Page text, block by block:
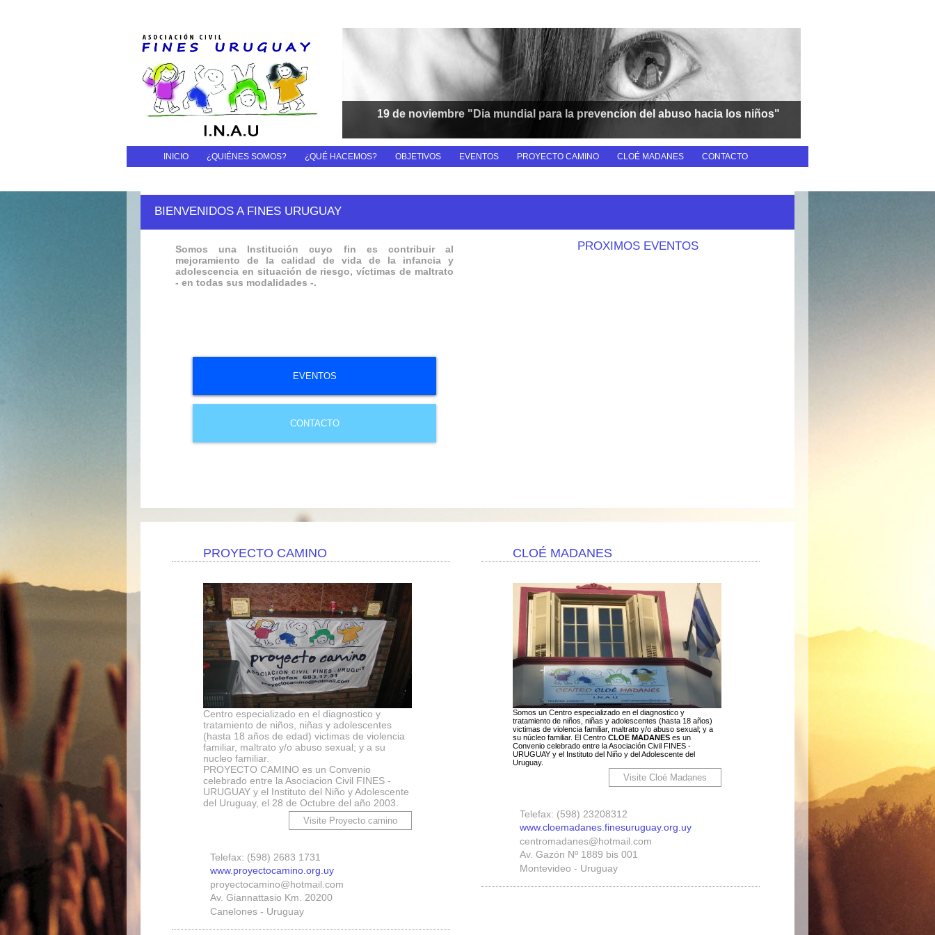
19 de noviembre "Dia mundial para la prevencion del abuso hacia los niños"
INICIO ¿QUIÉNES SOMOS? ¿QUÉ HACEMOS? OBJETIVOS EVENTOS PROYECTO CAMINO CLOÉ MADANES CONTACTO
BIENVENIDOS A FINES URUGUAY
Somos una Institución cuyo fin es contribuir al
mejoramiento de la calidad de vida de la infancia y
adolescencia en situación de riesgo, víctimas de maltrato
- en todas sus modalidades -.
EVENTOS
CONTACTO
PROXIMOS EVENTOS
PROYECTO CAMINO
Centro especializado en el diagnostico y
tratamiento de niños, niñas y adolescentes
(hasta 18 años de edad) victimas de violencia
familiar, maltrato y/o abuso sexual; y a su
nucleo familiar.
PROYECTO CAMINO es un Convenio
celebrado entre la Asociacion Civil FINES -
URUGUAY y el Instituto del Niño y Adolescente
del Uruguay, el 28 de Octubre del año 2003.
Telefax: (598) 2683 1731
www.proyectocamino.org.uy
proyectocamino@hotmail.com
Av. Giannattasio Km. 20200
Canelones - Uruguay
CLOÉ MADANES
Somos un Centro especializado en el diagnostico y
tratamiento de niños, niñas y adolescentes (hasta 18 años)
victimas de violencia familiar, maltrato y/o abuso sexual; y a
su núcleo familiar. El Centro CLOE MADANES es un
Convenio celebrado entre la Asociación Civil FINES -
URUGUAY y el Instituto del Niño y del Adolescente del
Uruguay.
Telefax: (598) 23208312
www.cloemadanes.finesuruguay.org.uy
centromadanes@hotmail.com
Av. Gazón Nº 1889 bis 001
Montevideo - Uruguay